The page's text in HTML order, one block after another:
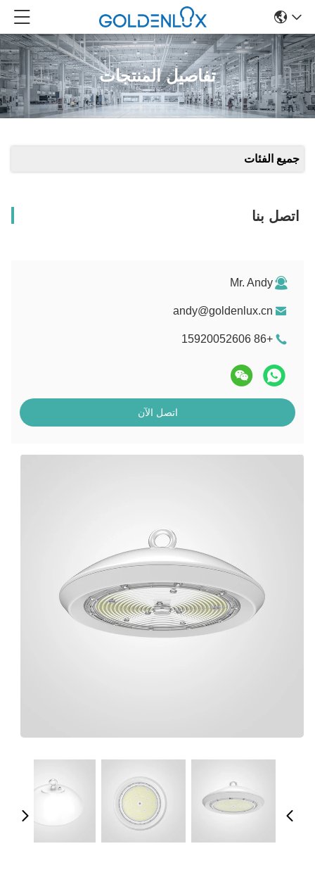
تفاصيل المنتجات
جميع الفئات
اتصل بنا
Mr. Andy
andy@goldenlux.cn
+86 15920052606
اتصل الآن